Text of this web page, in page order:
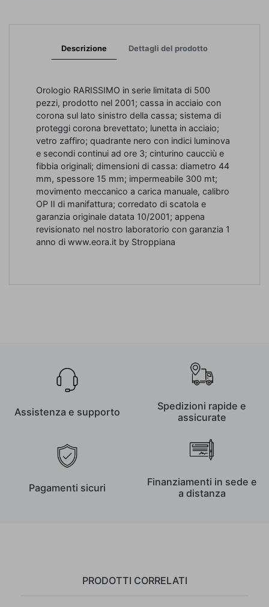
Descrizione Dettagli del prodotto
Orologio RARISSIMO in serie limitata di 500
pezzi, prodotto nel 2001; cassa in acciaio con
corona sul lato sinistro della cassa; sistema di
proteggi corona brevettato; lunetta in acciaio;
vetro zaffiro; quadrante nero con indici luminova
e secondi continui ad ore 3; cinturino caucciù e
fibbia originali; dimensioni di cassa: diametro 44
mm, spessore 15 mm; impermeabile 300 mt;
movimento meccanico a carica manuale, calibro
OP II di manifattura; corredato di scatola e
garanzia originale datata 10/2001; appena
revisionato nel nostro laboratorio con garanzia 1
anno di www.eora.it by Stroppiana
Assistenza e supporto
Spedizioni rapide e
assicurate
Pagamenti sicuri
Finanziamenti in sede e
a distanza
PRODOTTI CORRELATI